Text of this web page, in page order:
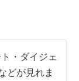
・ダイジェ
どが見れま